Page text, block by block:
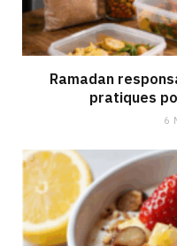
Ramadan
pratiques
6